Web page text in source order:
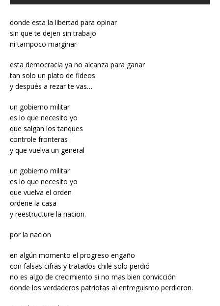
donde esta la libertad para opinar
sin que te dejen sin trabajo
ni tampoco marginar
esta democracia ya no alcanza para ganar
tan solo un plato de fideos
y después a rezar te vas…
un gobierno militar
es lo que necesito yo
que salgan los tanques
controle fronteras
y que vuelva un general
un gobierno militar
es lo que necesito yo
que vuelva el orden
ordene la casa
y reestructure la nacion.
por la nacion
en algún momento el progreso engaño
con falsas cifras y tratados chile solo perdió
no es algo de crecimiento si no mas bien convicción
donde los verdaderos patriotas al entreguismo perdieron.